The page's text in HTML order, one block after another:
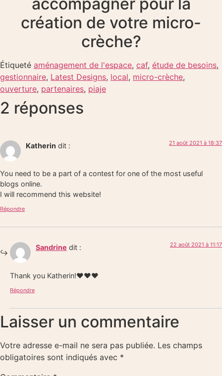
création de votre micro-
crèche?
Étiqueté aménagement de l'espace, caf, étude de besoins,
gestionnaire, Latest Designs, local, micro-crèche,
ouverture, partenaires, piaje
2 réponses
Katherin dit : 21 août 2021 à 18:37
You need to be a part of a contest for one of the most useful
blogs online.
I will recommend this website!
Répondre
Sandrine dit : 22 août 2021 à 11:17
Thank you Katherin!❤️❤️❤️
Répondre
Laisser un commentaire
Votre adresse e-mail ne sera pas publiée. Les champs
obligatoires sont indiqués avec *